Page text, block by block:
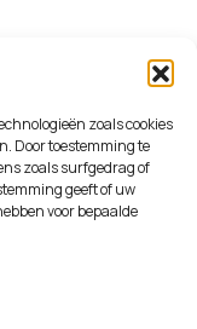
zoals cookies
Door toestemming te
zoals surfgedrag of
geeft of uw
voor bepaalde